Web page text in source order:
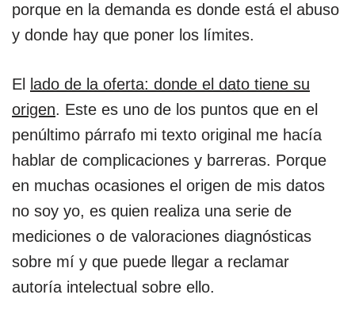
porque en la demanda es donde está el abuso
y donde hay que poner los límites.
El
lado de la oferta: donde el dato tiene su
origen. Este es uno de los puntos que en el
penúltimo párrafo mi texto original me hacía
hablar de complicaciones y barreras. Porque
en muchas ocasiones el origen de mis datos
no soy yo, es quien realiza una serie de
mediciones o de valoraciones diagnósticas
sobre mí y que puede llegar a reclamar
autoría intelectual sobre ello.